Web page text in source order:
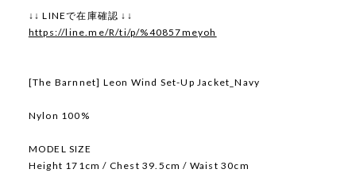
↓↓ LINEで在庫確認 ↓↓
https://line.me/R/ti/p/%40857meyoh
[The Barnnet] Leon Wind Set-Up Jacket_Navy
Nylon 100%
MODEL SIZE
Height 171cm / Chest 39.5cm / Waist 30cm